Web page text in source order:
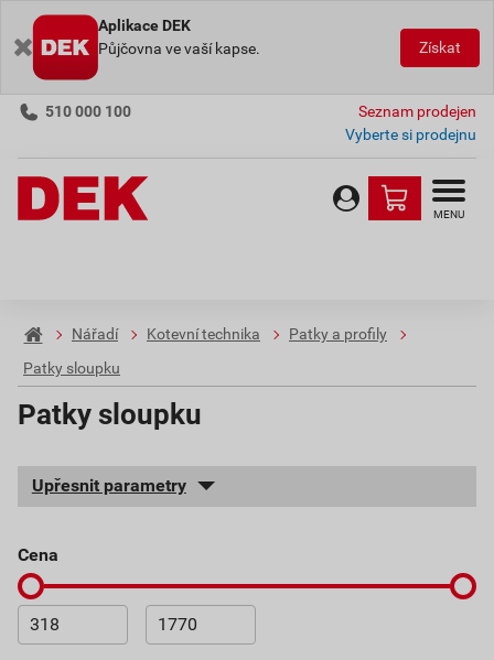
Aplikace DEK
Půjčovna ve vaší kapse.
Získat
510 000 100
Seznam prodejen
Vyberte si prodejnu
MENU
Nářadí Kotevní technika
Patky a profily
Patky sloupku
Patky sloupku
Upřesnit parametry
cena